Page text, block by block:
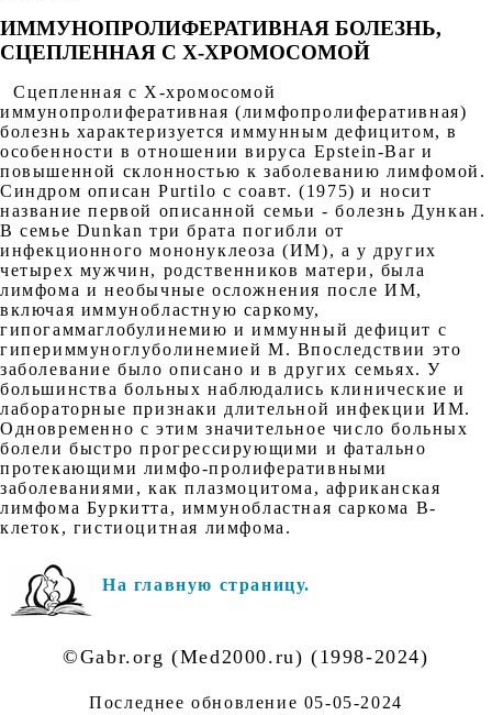
ИММУНОПРОЛИФЕРАТИВНАЯ БОЛЕЗНЬ,
СЦЕПЛЕННАЯ С Х-ХРОМОСОМОЙ
Сцепленная с Х-хромосомой
иммунопролиферативная (лимфопролиферативная)
болезнь характеризуется иммунным дефицитом, в
особенности в отношении вируса Epstein-Bar и
повышенной склонностью к заболеванию лимфомой.
Синдром описан Purtilo с соавт. (1975) и носит
название первой описанной семьи - болезнь Дункан.
В семье Dunkan три брата погибли от
инфекционного мононуклеоза (ИМ), а у других
четырех мужчин, родственников матери, была
лимфома и необычные осложнения после ИМ,
включая иммунобластную саркому,
гипогаммаглобулинемию и иммунный дефицит с
гипериммуноглуболинемией М. Впоследствии это
заболевание было описано и в других семьях. У
большинства больных наблюдались клинические и
лабораторные признаки длительной инфекции ИМ.
Одновременно с этим значительное число больных
болели быстро прогрессирующими и фатально
протекающими лимфо-пролиферативными
заболеваниями, как плазмоцитома, африканская
лимфома Буркитта, иммунобластная саркома В-
клеток, гистиоцитная лимфома.
На главную страницу.
©Gabr.org (Med2000.ru) (1998-2024)
Последнее обновление 05-05-2024